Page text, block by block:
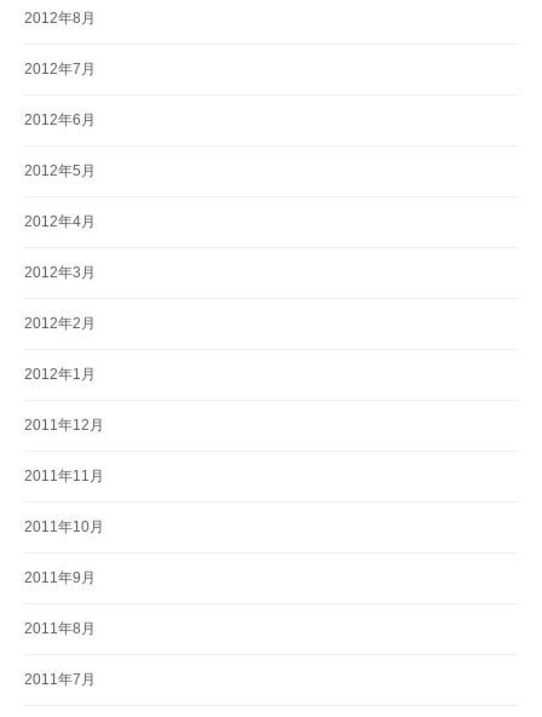
2012年8月
2012年7月
2012年6月
2012年5月
2012年4月
2012年3月
2012年2月
2012年1月
2011年12月
2011年11月
2011年10月
2011年9月
2011年8月
2011年7月